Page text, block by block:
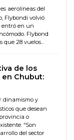
aerolíneas del
Flybondi volvió
entró en un
Flybond
28 vuelos...
de los
Chubut:
dinamismo y
que desean
o
“Son
del sector